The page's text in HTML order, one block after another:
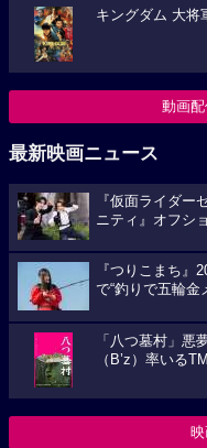
キングダム 大将
動画
最新映画ニュース
『仮面ライダー
ニティ』オフシ
『つりこまち』
で“釣りで五輪金
「八つ墓村」悪
（B’z）率いる